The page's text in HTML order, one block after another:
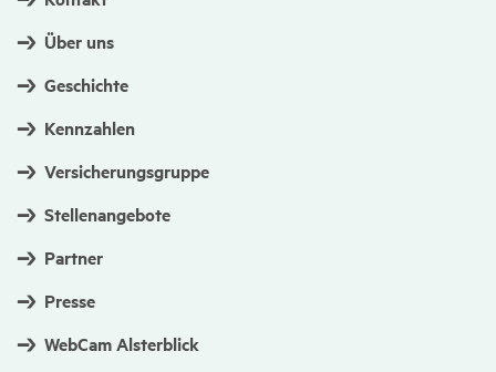
Über uns
Geschichte
Kennzahlen
Versicherungsgruppe
Stellenangebote
Partner
Presse
WebCam Alsterblick